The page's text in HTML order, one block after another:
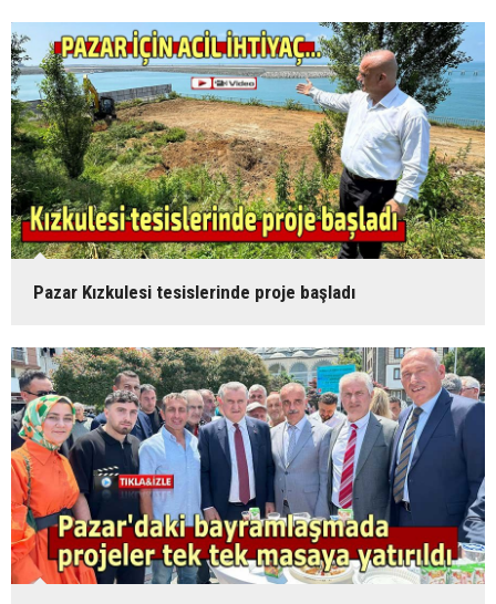
Pazar Kızkulesi tesislerinde proje başladı